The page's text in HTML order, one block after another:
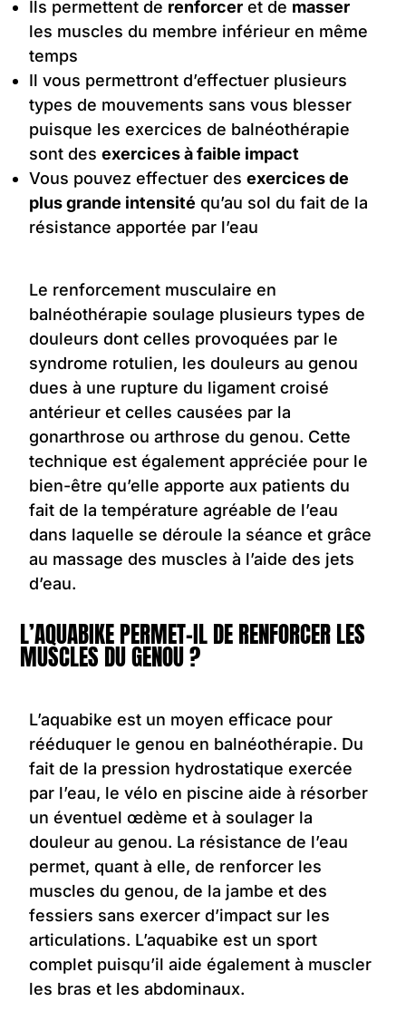
Ils permettent de renforcer et de masser
les muscles du membre inférieur en même
temps
Il vous permettront d’effectuer plusieurs
types de mouvements sans vous blesser
puisque les exercices de balnéothérapie
sont desexercices à faible impact
Vous pouvez effectuer desexercices de
plus grande intensité qu’au sol du fait de la
résistance apportée par l’eau
Le renforcement musculaire en
balnéothérapie soulage plusieurs types de
douleurs dont celles provoquées par le
syndrome rotulien, les douleurs au genou
dues à une rupture du ligament croisé
antérieur et celles causées par la
gonarthrose ou arthrose du genou. Cette
technique est également appréciée pour le
bien-être qu’elle apporte aux patients du
fait de la température agréable de l’eau
dans laquelle se déroule la séance et grâce
au massage des muscles à l’aide des jets
d’eau.
L’AQUABIKE PERMET-IL DE RENFORCER LES
MUSCLES DU GENOU ?
L’aquabike est un moyen efficace pour
rééduquer le genou en balnéothérapie. Du
fait de la pression hydrostatique exercée
par l’eau, le vélo en piscine aide à résorber
un éventuel œdème et à soulager la
douleur au genou. La résistance de l’eau
permet, quant à elle, de renforcer les
muscles du genou, de la jambe et des
fessiers sans exercer d’impact sur les
articulations. L’aquabike est un sport
complet puisqu’il aide également à muscler
les bras et les abdominaux.